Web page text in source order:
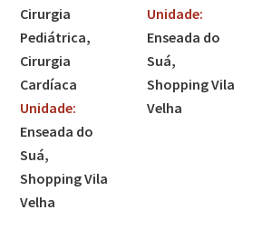
Cirurgia
Pediátrica
Cirurgia
Cardíaca
Unidade:
Enseada do
Suá
Shopping Vila
Velha
Unidade:
Enseada do
Suá
Shopping Vila
Velha